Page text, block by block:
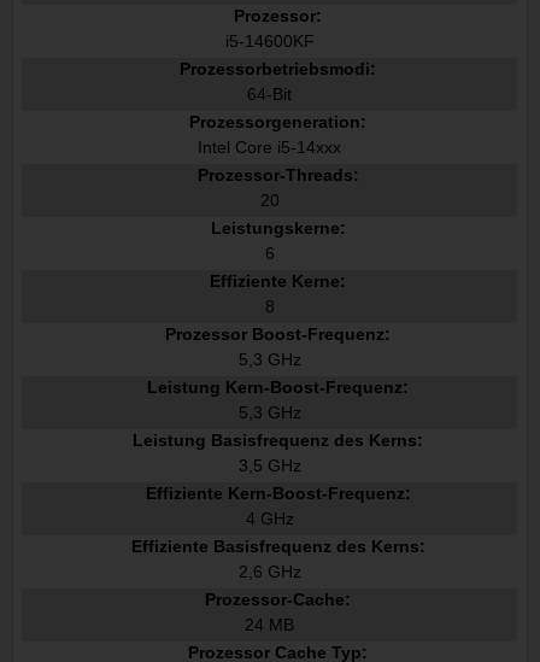
Prozessor:
i5-14600KF
Prozessorbetriebsmodi:
64-Bit
Prozessorgeneration:
Intel Core i5-14xxx
Prozessor-Threads:
20
Leistungskerne:
6
Effiziente Kerne:
8
Prozessor Boost-Frequenz:
5,3 GHz
Leistung Kern-Boost-Frequenz:
5,3 GHz
Leistung Basisfrequenz des Kerns:
3,5 GHz
Effiziente Kern-Boost-Frequenz:
4 GHz
Effiziente Basisfrequenz des Kerns:
2,6 GHz
Prozessor-Cache:
24 MB
Prozessor Cache Typ: